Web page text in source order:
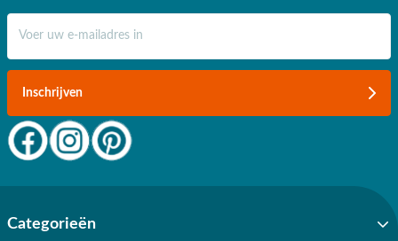
Inschrijven
Categorieën